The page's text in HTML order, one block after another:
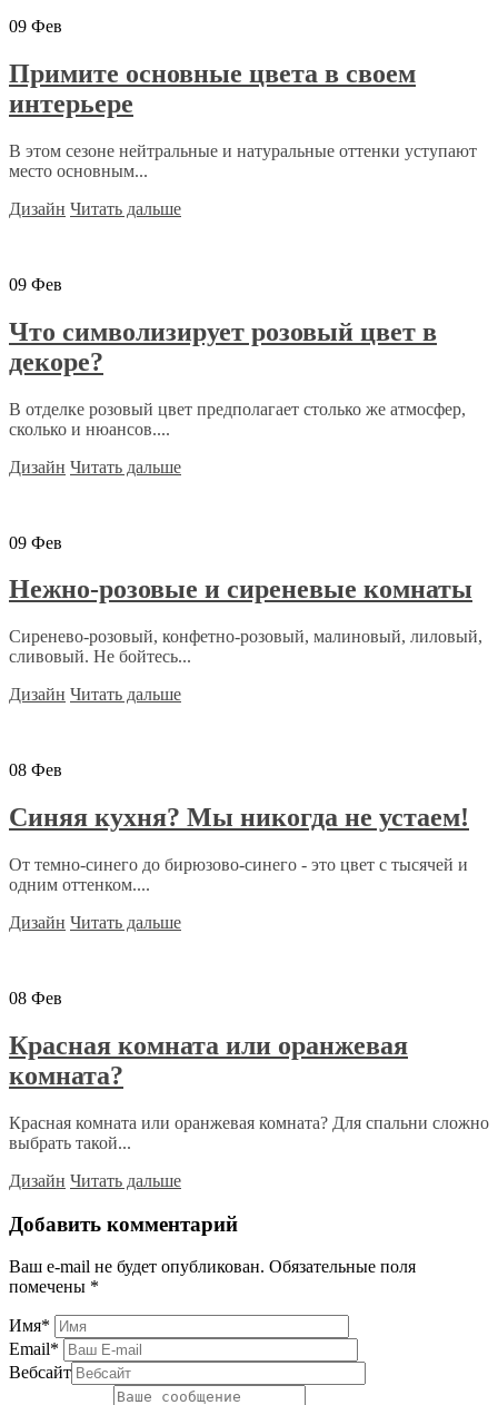
09 Фев
Примите основные цвета в своем
интерьере
В этом сезоне нейтральные и натуральные оттенки уступают
место основным...
Дизайн Читать дальше
09 Фев
Что символизирует розовый цвет в
декоре?
В отделке розовый цвет предполагает столько же атмосфер,
сколько и нюансов....
Дизайн Читать дальше
09 Фев
Нежно-розовые и сиреневые комнаты
Сиренево-розовый, конфетно-розовый, малиновый, лиловый,
сливовый. Не бойтесь...
Дизайн Читать дальше
08 Фев
Синяя кухня? Мы никогда не устаем!
От темно-синего до бирюзово-синего - это цвет с тысячей и
одним оттенком....
Дизайн Читать дальше
08 Фев
Красная комната или оранжевая
комната?
Красная комната или оранжевая комната? Для спальни сложно
выбрать такой...
Дизайн Читать дальше
Добавить комментарий
Ваш e-mail не будет опубликован. Обязательные поля
помечены *
Имя*
Email*
Вебсайт